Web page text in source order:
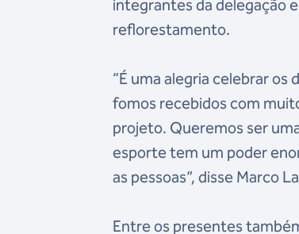
integrantes da delegação
reflorestamento.
“É uma alegria celebrar os
fomos recebidos com
projeto. Queremos ser
esporte tem um poder
as pessoas”, disse Marco
Entre os presentes